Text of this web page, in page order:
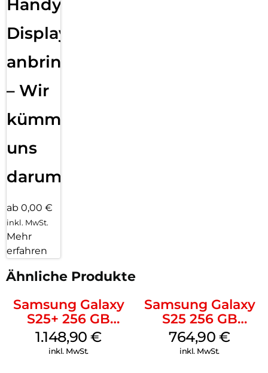
Handy
Displayfolie
anbringen
– Wir
kümmern
uns
darum!
ab 0,00 €
inkl. MwSt.
Mehr
erfahren
Ähnliche Produkte
Samsung Galaxy
S25+ 256 GB
Icyblue
1.148,90€
inkl. MwSt.
Samsung Galaxy
S25 256 GB
Icyblue
764,90€
inkl. MwSt.